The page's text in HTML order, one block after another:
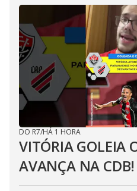
DO R7/HÁ 1 HORA
VITÓRIA GOLEIA
AVANÇA NA CDB!